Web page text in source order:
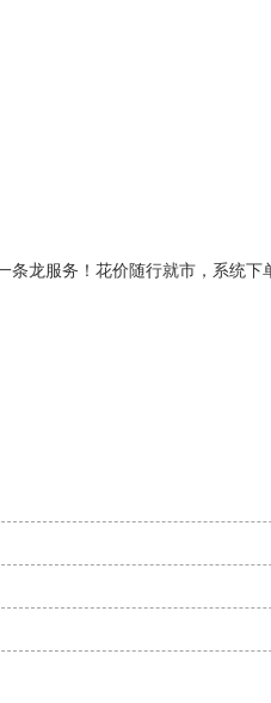
条龙服务！花价随行就市，系统下